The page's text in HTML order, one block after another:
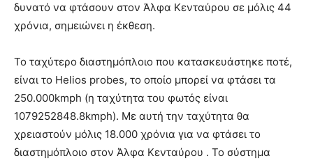
δυνατό να φτάσουν στον Άλφα Κενταύρου σε μόλις 44
χρόνια, σημειώνει η έκθεση.
Το ταχύτερο διαστημόπλοιο που κατασκευάστηκε ποτέ,
είναι το Helios probes, το οποίο μπορεί να φτάσει τα
250.000kmph (η ταχύτητα του φωτός είναι
1079252848.8kmph). Με αυτή την ταχύτητα θα
χρειαστούν μόλις 18.000 χρόνια για να φτάσει το
διαστημόπλοιο στον Άλφα Κενταύρου . Το σύστημα